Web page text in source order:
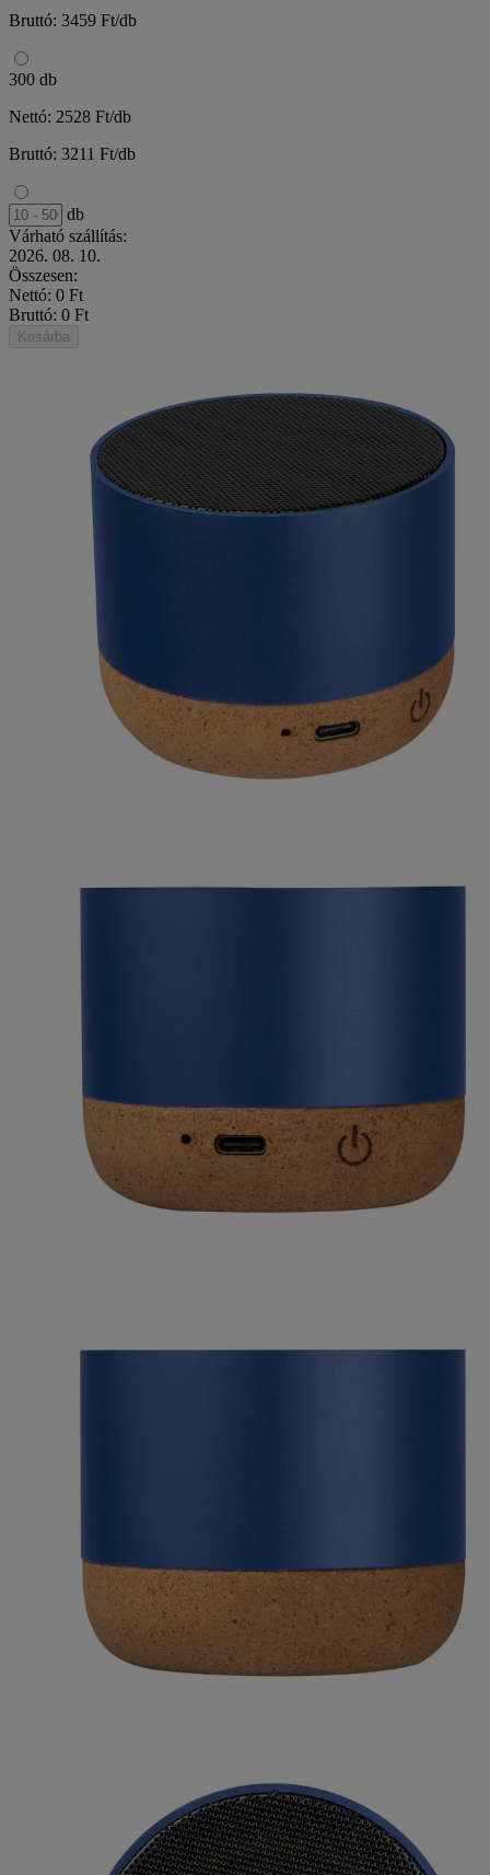
Bruttó: 3459 Ft/db
300 db
Nettó: 2528 Ft/db
Bruttó: 3211 Ft/db
db
Várható szállítás:
2026. 08. 10.
Összesen:
Nettó: 0 Ft
Bruttó: 0 Ft
Kosárba